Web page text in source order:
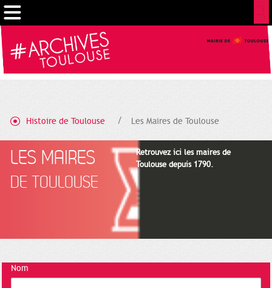
Histoire de Toulouse Les Maires de Toulouse
LES MAIRES
DE TOULOUSE
Retrouvez ici les maires de
Toulouse depuis 1790.
Nom
Gestion de vos préférences sur les cookies